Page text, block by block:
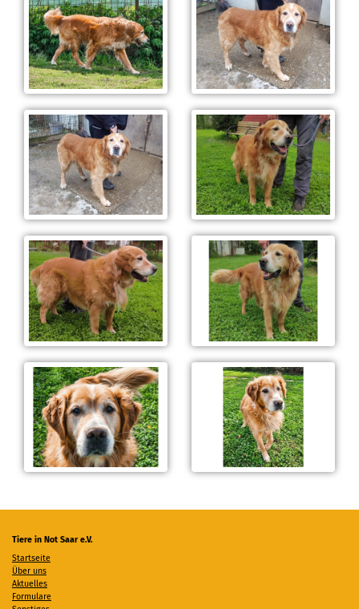
Tiere in Not Saar e.V.
Startseite
Über uns
Aktuelles
Formulare